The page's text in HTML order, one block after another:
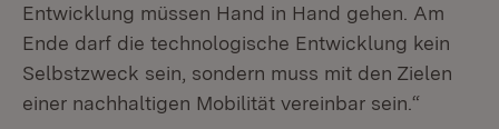
Entwicklung müssen Hand in Hand gehen. Am
Ende darf die technologische Entwicklung kein
Selbstzweck sein, sondern muss mit den Zielen
einer nachhal­tigen Mobilität vereinbar sein.“